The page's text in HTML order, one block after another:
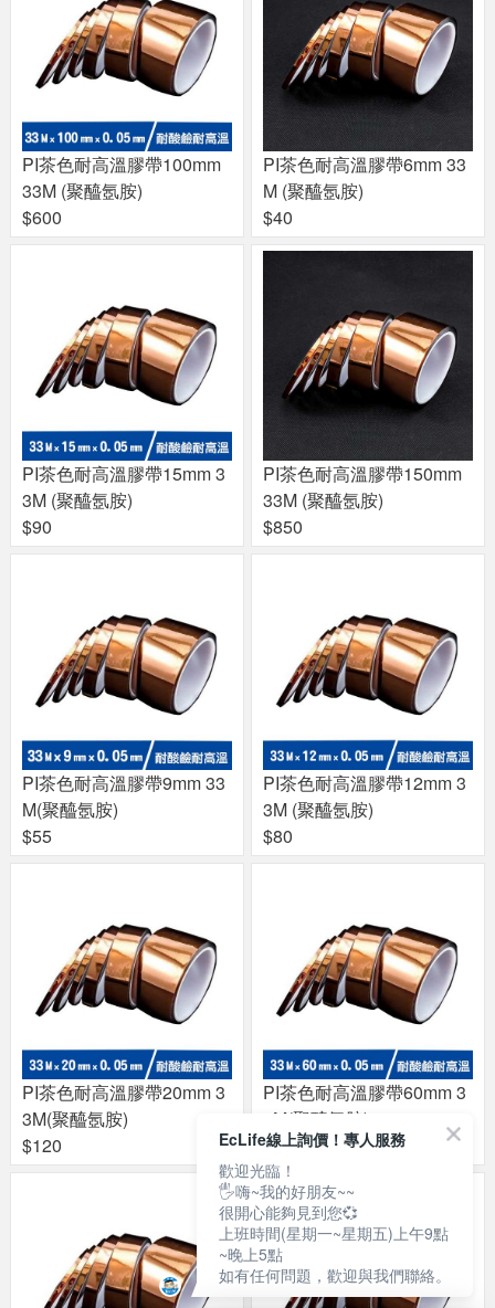
PI茶色耐高溫膠帶100mm
33M (聚醯氬胺)
$600
PI茶色耐高溫膠帶6mm 33
M (聚醯氬胺)
$40
PI茶色耐高溫膠帶15mm 3
3M (聚醯氬胺)
$90
PI茶色耐高溫膠帶150mm
33M (聚醯氬胺)
$850
PI茶色耐高溫膠帶9mm 33
M(聚醯氬胺)
$55
PI茶色耐高溫膠帶12mm 3
3M (聚醯氬胺)
$80
PI茶色耐高溫膠帶20mm 3
3M(聚醯氬胺)
$120
PI茶色耐高溫膠帶60mm 3
3M(聚醯氬胺)
$350
EcLife線上詢價！專人服務
歡迎光臨！
🖐嗨~我的好朋友~~
很開心能夠見到您💞
上班時間(星期一~星期五)上午9點
~晚上5點
如有任何問題，歡迎與我們聯絡。